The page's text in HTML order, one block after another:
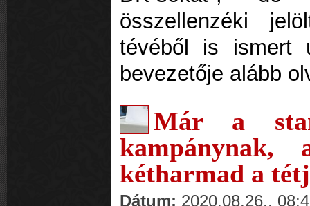
összellenzéki
tévéből is ismert
bevezetője alább
Már a
kampánynak,
kétharmad a
Dátum: 2020.08.26.,